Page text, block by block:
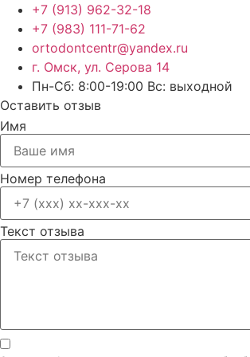
+7 (913) 962-32-18
+7 (983) 111-71-62
ortodontcentr@yandex.ru
г. Омск, ул. Серова 14
Пн-Сб: 8:00-19:00 Вс: выходной
Оставить отзыв
Имя
Номер телефона
Текст отзыва